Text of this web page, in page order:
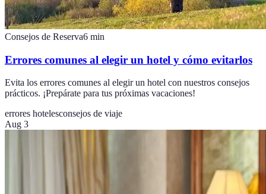
Consejos de Reserva6 min
Errores comunes al elegir un hotel y cómo evitarlos
Evita los errores comunes al elegir un hotel con nuestros consejos
prácticos. ¡Prepárate para tus próximas vacaciones!
errores hotelesconsejos de viaje
Aug 3